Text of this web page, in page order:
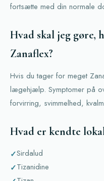
fortsætte med din normale
Hvad skal jeg gøre,
Zanaflex?
Hvis du tager for meget
lægehjælp. Symptomer på
forvirring, svimmelhed,
Hvad er kendte
Sirdalud
Tizanidine